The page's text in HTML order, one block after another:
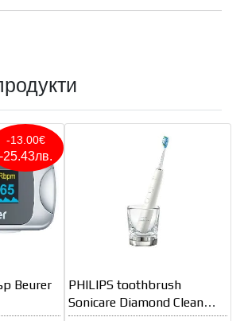
-13.00€
-25.43лв.
Beurer
PHILIPS toothbrush
Sonicare Diamond Clean